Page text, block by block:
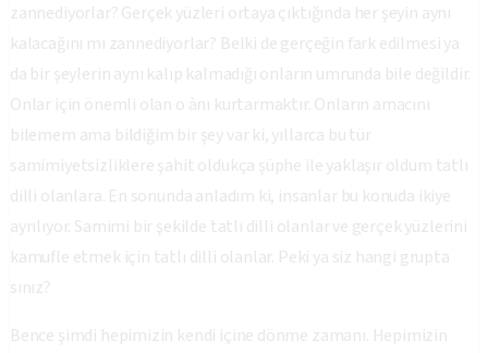
zannediyorlar? Gerçek yüzleri ortaya çıktığında her şeyin aynı
kalacağını mı zannediyorlar? Belki de gerçeğin fark edilmesi ya
da bir şeylerin aynı kalıp kalmadığı onların umrunda bile değildir.
Onlar için önemli olan o ànı kurtarmaktır. Onların amacını
bilemem ama bildiğim bir şey var ki, yıllarca bu tür
samimiyetsizliklere şahit oldukça şüphe ile yaklaşır oldum tatlı
dilli olanlara. En sonunda anladım ki, insanlar bu konuda ikiye
ayrılıyor. Samimi bir şekilde tatlı dilli olanlar ve gerçek yüzlerini
kamufle etmek için tatlı dilli olanlar. Peki ya siz hangi grupta
sınız?
Bence şimdi hepimizin kendi içine dönme zamanı. Hepimizin